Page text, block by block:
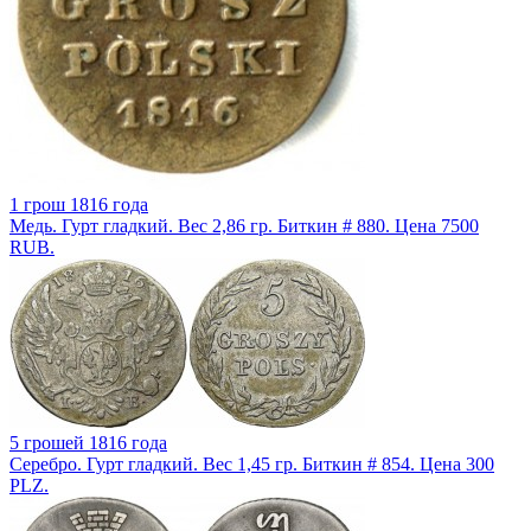
1 грош 1816 года
Медь. Гурт гладкий. Вес 2,86 гр. Биткин # 880. Цена 7500
RUB.
5 грошей 1816 года
Серебро. Гурт гладкий. Вес 1,45 гр. Биткин # 854. Цена 300
PLZ.